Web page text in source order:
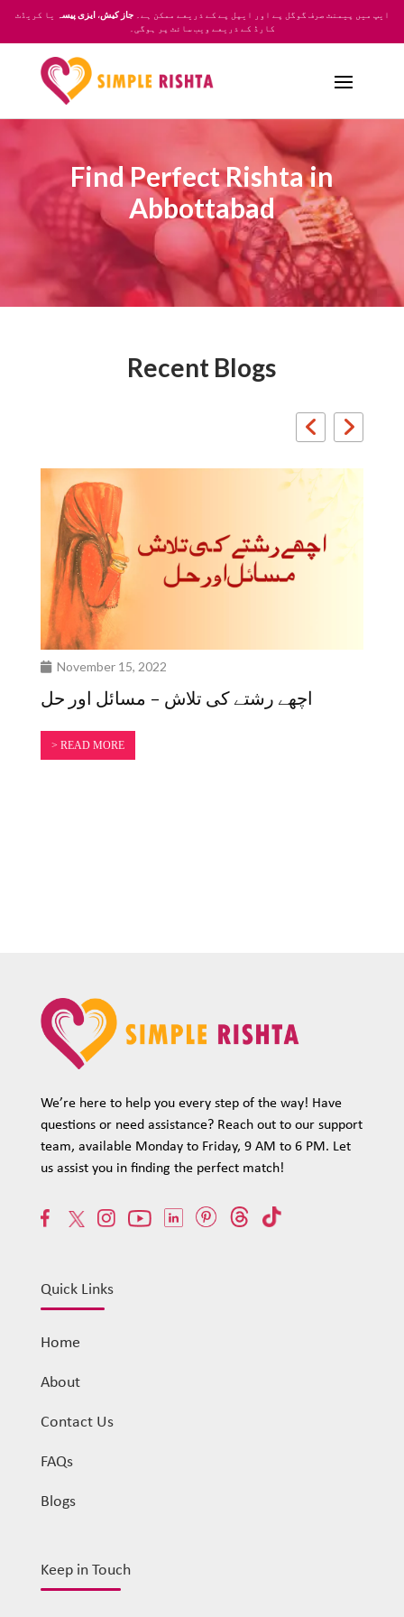
ایپ میں پیمنٹ صرف گوگل پے اور ایپل پے کے ذریعے ممکن ہے۔جاز کیش،ایزی پیسہ
یا کریڈٹ
کارڈ کے ذریعے ویب سائٹ پر ہوگی۔
Find Perfect Rishta in
Abbottabad
Recent Blogs
November 15, 2022
اچھے رشتے کی تلاش – مسائل اور حل
> READ MORE
We’re here to help you every step of the way! Have
questions or need assistance? Reach out to our support
team, available Monday to Friday, 9 AM to 6 PM. Let
us assist you in finding the perfect match!
Quick Links
Home
About
Contact Us
FAQs
Blogs
Keep in Touch